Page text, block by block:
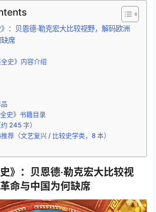
》：贝恩德·勒克宏大比较视野，解码欧洲
席
全史》内容介绍
全史》书籍目录
245 字）
荐（文艺复兴 / 比较史学类，8 本）
》：贝恩德·勒克宏大比较视
命与中国为何缺席